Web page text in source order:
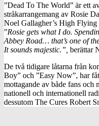
”Dead To The World” är ett
stråkarrangemang av Rosie
Noel Gallagher’s High Flying
”Rosie gets what I do.
Abbey Road… that’s one of
It sounds majestic.”, berättar
De två tidigare låtarna från
Boy” och ”Easy Now”, har
mottagande av både fans och
nationell och internationell
dessutom The Cures Robert